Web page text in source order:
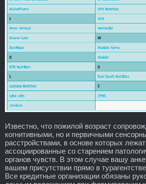
Известно, что пожилой возраст
когнитивными, но и первичными
расстройствами, в основе которых
ассоциированные со старением
органов чувств. В этом случае вашу
вашем присутствии прямо в
Все кредитные организации обязаны